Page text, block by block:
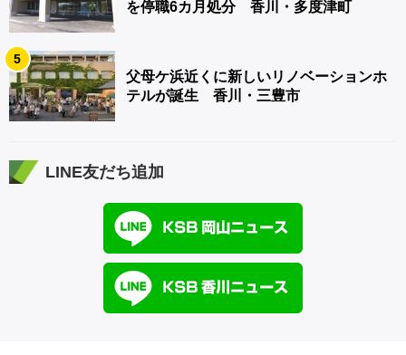
を停職6カ月処分 香川・多度津町
5
父母ケ浜近くに新しいリノベーションホ
テルが誕生 香川・三豊市
LINE友だち追加